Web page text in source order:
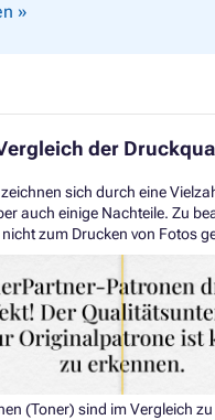
»
der
sich durch eine
auch einige Nachteile. Zu
zum Drucken von Fotos
(Toner) sind im Vergleich